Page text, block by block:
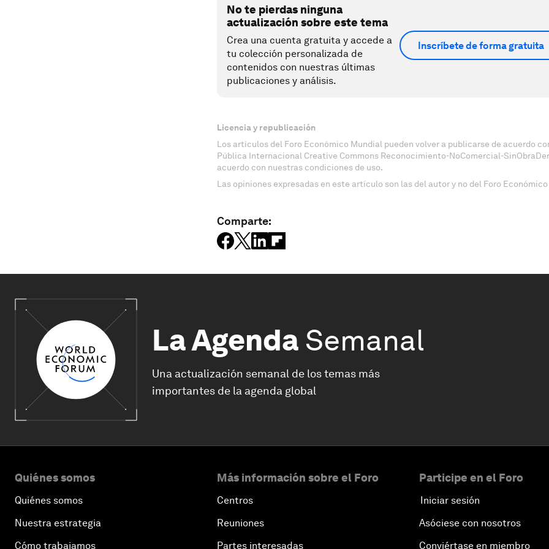
No te pierdas ninguna
actualización sobre este tema
Crea una cuenta gratuita y accede a
tu colección personalizada de
contenidos con nuestras últimas
publicaciones y análisis.
Inscríbete de forma gratuita
Licencia y republicación
Los artículos del Foro Económico Mundial pueden volver a publicarse de acuerdo
Pública Internacional Creative Commons Reconocimiento-NoComercial-
acuerdo con nuestras condiciones de uso.
Las opiniones expresadas en este artículo son las del autor y no del Foro
Comparte:
La Agenda Semanal
Una actualización semanal de los temas más
importantes de la agenda global
Quiénes somos
Quiénes somos
Nuestra estrategia
Cómo trabajamos
Más información sobre el Foro
Centros
Reuniones
Partes interesadas
Participe en el Foro
Iniciar sesión
Asóciese con nosotros
Conviértase en miembro